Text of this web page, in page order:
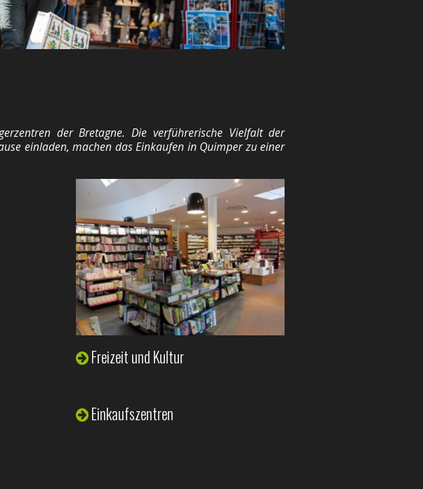
der Bretagne. Die verführerische Vielfalt der
einladen, machen das Einkaufen in Quimper zu einer
Freizeit und Kultur
Einkaufszentren